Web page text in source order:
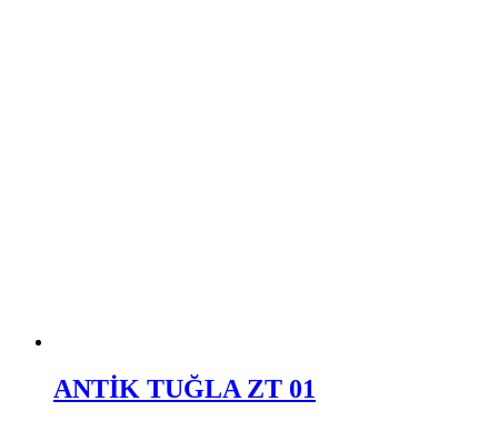
ANTİK TUĞLA ZT 01